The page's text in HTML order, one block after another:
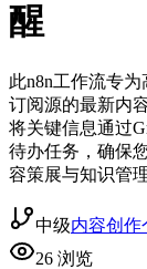
醒
此n8n工作流专
订阅源的最新内
将关键信息通过
待办任务，确保
容策展与知识管
中级内容创作
26 浏览